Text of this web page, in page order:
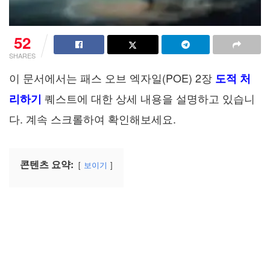
52
SHARES
이 문서에서는 패스 오브 엑자일(POE) 2장 도적 처
리하기 퀘스트에 대한 상세 내용을 설명하고 있습니
다. 계속 스크롤하여 확인해보세요.
콘텐츠 요약: 보이기